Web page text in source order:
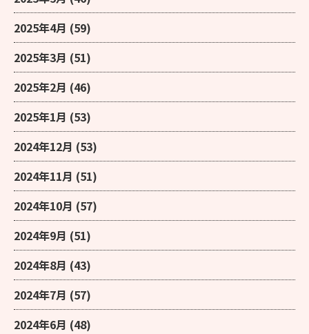
2025年4月 (59)
2025年3月 (51)
2025年2月 (46)
2025年1月 (53)
2024年12月 (53)
2024年11月 (51)
2024年10月 (57)
2024年9月 (51)
2024年8月 (43)
2024年7月 (57)
2024年6月 (48)